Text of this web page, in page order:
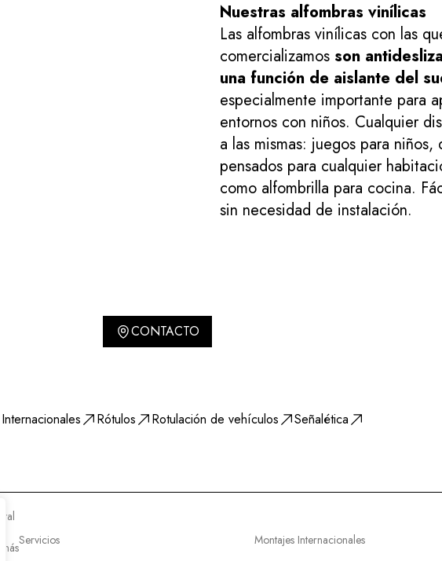
Nuestras alfombras vinílicas
Las alfombras vinílicas con las
comercializamos son
una función de aislante del
especialmente importante para
entornos con niños. Cualquier
a las mismas: juegos para niños,
pensados para cualquier
como alfombrilla para cocina.
sin necesidad de instalación.
CONTACTO
Rótulos Rotulación de vehículos Señalética
Servicios Montajes Internacionales